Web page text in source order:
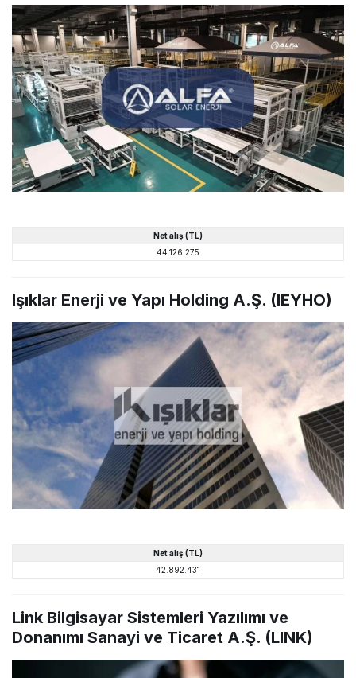
Net alış (TL)
44.126.275
Işıklar Enerji ve Yapı Holding A.Ş. (IEYHO)
Net alış (TL)
42.892.431
Link Bilgisayar Sistemleri Yazılımı ve
Donanımı Sanayi ve Ticaret A.Ş. (LINK)